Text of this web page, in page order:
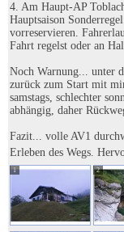
4. Am Haupt-AP
Hauptsaison
vorreservieren.
Fahrt regelst oder an
Noch Warnung... unter
zurück zum Start mit
samstags, schlechter
abhängig, daher
Fazit... volle AV1
Erleben des Wegs.
1 2